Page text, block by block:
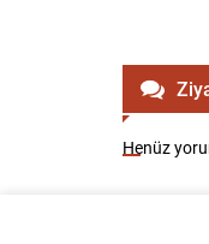
Henüz